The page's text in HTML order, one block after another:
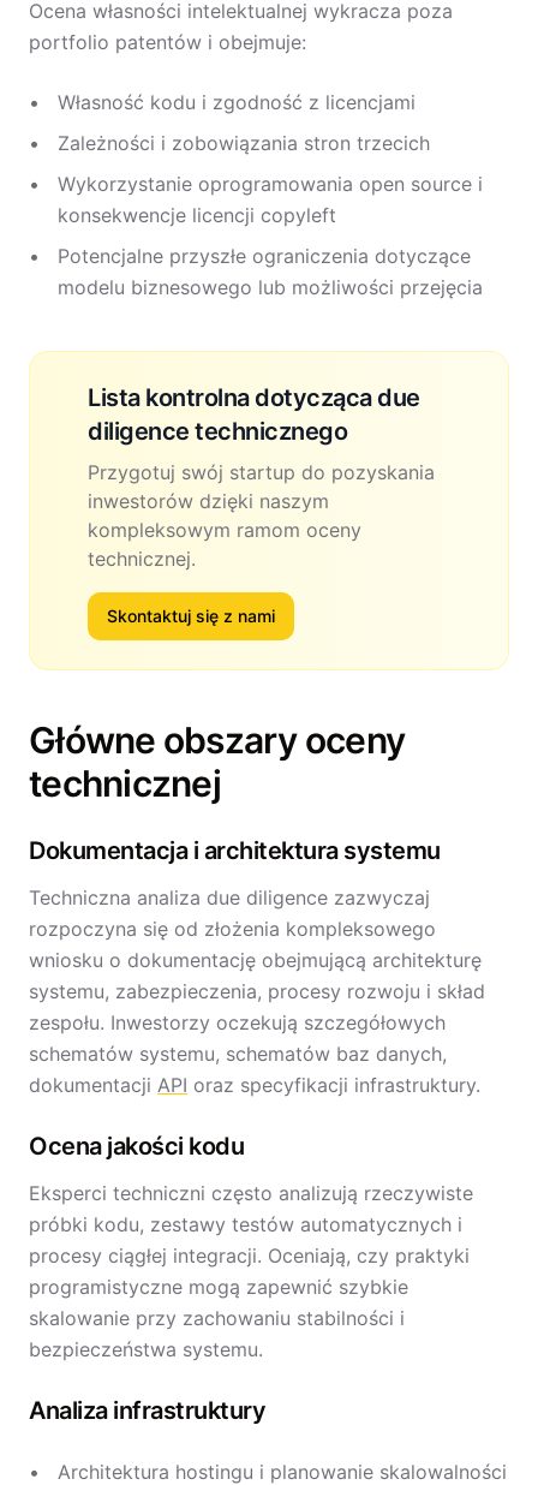
Ocena własności intelektualnej wykracza poza
portfolio patentów i obejmuje:
Własność kodu i zgodność z licencjami
Zależności i zobowiązania stron trzecich
Wykorzystanie oprogramowania open source i
konsekwencje licencji copyleft
Potencjalne przyszłe ograniczenia dotyczące
modelu biznesowego lub możliwości przejęcia
Lista kontrolna dotycząca due
diligence technicznego
Przygotuj swój startup do pozyskania
inwestorów dzięki naszym
kompleksowym ramom oceny
technicznej.
Skontaktuj się z nami
Główne obszary oceny
technicznej
Dokumentacja i architektura systemu
Techniczna analiza due diligence zazwyczaj
rozpoczyna się od złożenia kompleksowego
wniosku o dokumentację obejmującą architekturę
systemu, zabezpieczenia, procesy rozwoju i skład
zespołu. Inwestorzy oczekują szczegółowych
schematów systemu, schematów baz danych,
dokumentacji API oraz specyfikacji infrastruktury.
Ocena jakości kodu
Eksperci techniczni często analizują rzeczywiste
próbki kodu, zestawy testów automatycznych i
procesy ciągłej integracji. Oceniają, czy praktyki
programistyczne mogą zapewnić szybkie
skalowanie przy zachowaniu stabilności i
bezpieczeństwa systemu.
Analiza infrastruktury
Architektura hostingu i planowanie skalowalności